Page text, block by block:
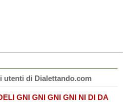
utenti di Dialettando.com
GNI GNI GNI GNI NI DI DA